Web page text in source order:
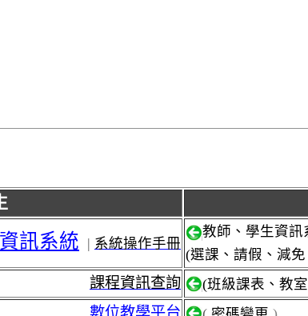
訊系統 | 系統操作手冊
教師、學生資訊
(選課、請假、減
課程資訊查詢 (班級課表、教
數位教學平台